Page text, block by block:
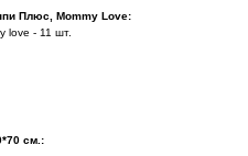
Плюс, Mommy Love:
love - 11 шт.
см.: